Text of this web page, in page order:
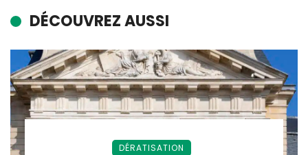
DÉCOUVREZ AUSSI
DÉRATISATION